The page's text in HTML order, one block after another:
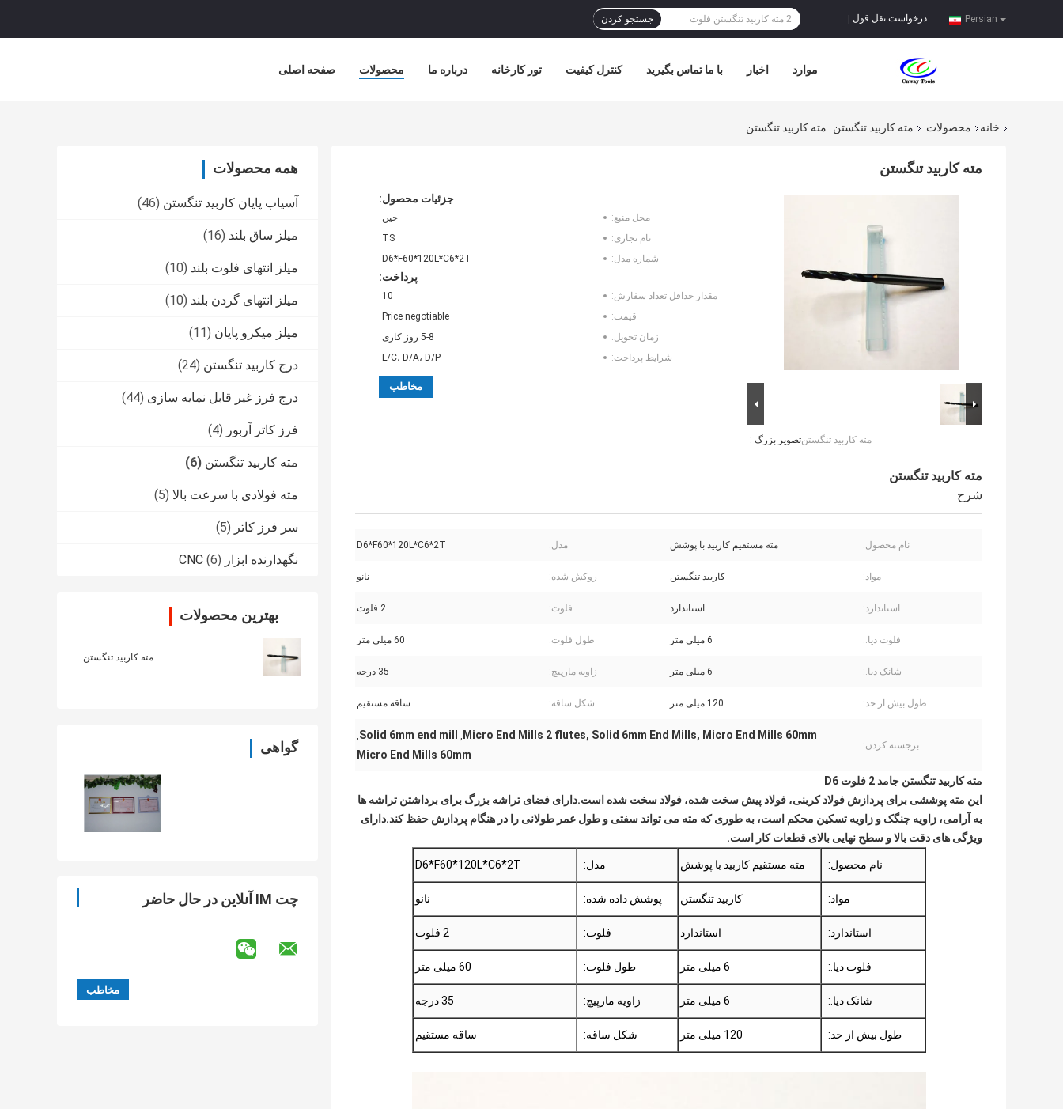
Persian درخواست نقل قول جستجو کردن
صفحه اصلی محصولات درباره ما تور کارخانه کنترل کیفیت با ما تماس بگیرید اخبار موارد
خانه محصولات مته کاربید تنگستن مته کاربید تنگستن
همه محصولات
آسیاب پایان کاربید تنگستن (46)
میلز ساق بلند (16)
میلز انتهای فلوت بلند (10)
میلز انتهای گردن بلند (10)
میلز میکرو پایان (11)
درج کاربید تنگستن (24)
درج فرز غیر قابل نمایه سازی (44)
فرز کاتر آربور (4)
مته کاربید تنگستن (6)
مته فولادی با سرعت بالا (5)
سر فرز کاتر (5)
نگهدارنده ابزار CNC (6)
بهترین محصولات
مته کاربید تنگستن
گواهی
چت IM آنلاین در حال حاضر
مته کاربید تنگستن
تصویر بزرگ :مته کاربید تنگستن
جزئیات محصول:
محل منبع:
چین
نام تجاری:
TS
شماره مدل:
D6*F60*120L*C6*2T
پرداخت:
مقدار حداقل تعداد سفارش:
10
قیمت:
Price negotiable
زمان تحویل:
5-8 روز کاری
شرایط پرداخت:
L/C، D/A، D/P
مخاطب
مته کاربید تنگستن
شرح
نام محصول: مته مستقیم کاربید با پوشش مدل: D6*F60*120L*C6*2T
مواد: کاربید تنگستن روکش شده: نانو
استاندارد: استاندارد فلوت: 2 فلوت
فلوت دیا.: 6 میلی متر طول فلوت: 60 میلی متر
شانک دیا.: 6 میلی متر زاویه مارپیچ: 35 درجه
طول بیش از حد: 120 میلی متر شکل ساقه: ساقه مستقیم
برجسته کردن:
Micro End Mills 2 flutes, Solid 6mm End Mills, Micro End Mills 60mm
,
Solid 6mm end mill
,
Micro End Mills 60mm
مته کاربید تنگستن جامد 2 فلوت D6
این مته پوششی برای پردازش فولاد کربنی، فولاد پیش سخت شده، فولاد سخت شده است.دارای فضای تراشه بزرگ برای برداشتن تراشه ها
به آرامی، زاویه چنگک و زاویه تسکین محکم است، به طوری که مته می تواند سفتی و طول عمر طولانی را در هنگام پردازش حفظ کند.دارای
ویژگی های دقت بالا و سطح نهایی بالای قطعات کار است.
نام محصول: مته مستقیم کاربید با پوشش مدل: D6*F60*120L*C6*2T
مواد: کاربید تنگستن پوشش داده شده: نانو
استاندارد: استاندارد فلوت: 2 فلوت
فلوت دیا.: 6 میلی متر طول فلوت: 60 میلی متر
شانک دیا.: 6 میلی متر زاویه مارپیچ: 35 درجه
طول بیش از حد: 120 میلی متر شکل ساقه: ساقه مستقیم